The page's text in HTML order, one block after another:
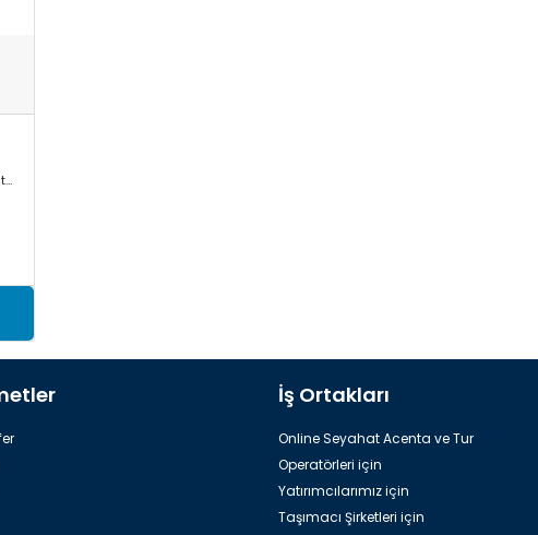
Mercedes Sprinter, VW Crafter, Toyota Commuter/Coaster
İş Ortakları
Online Seyahat Acenta ve Tur
Operatörleri için
Yatırımcılarımız için
Taşımacı Şirketleri için